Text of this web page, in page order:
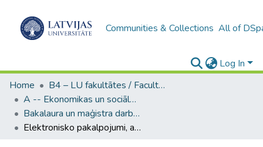
Communities & Collections All of
Log In
Home
B4 – LU fakultātes / Faculties of the UL
A -- Ekonomikas un sociālo zinātņu fakultāte / Faculty of Economics and Social Sciences
Bakalaura un maģistra darbi (ESZF) / Bachelor's and Master's theses
Elektronisko pakalpojumi, attīstība un to izmantošana Latvijā